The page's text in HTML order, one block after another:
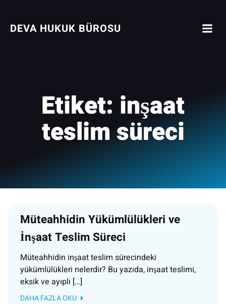
DEVA HUKUK BÜROSU
Etiket: inşaat
teslim süreci
Müteahhidin Yükümlülükleri ve
İnşaat Teslim Süreci
Müteahhidin inşaat teslim sürecindeki
yükümlülükleri nelerdir? Bu yazıda, inşaat teslimi,
eksik ve ayıplı […]
DAHA FAZLA OKU